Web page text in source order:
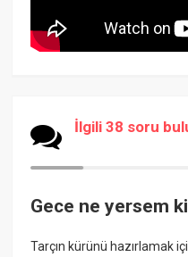
İlgili 38 soru
Gece ne yersem
Tarçın kürünü hazırlamak